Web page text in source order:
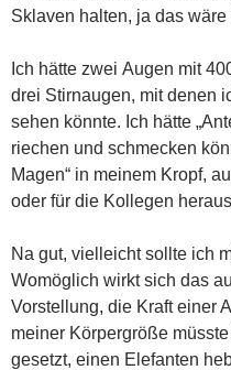
Sklaven halten, ja das
Ich hätte zwei Augen mit
drei Stirnaugen, mit denen
sehen könnte. Ich hätte
riechen und schmecken
Magen“ in meinem Kropf,
oder für die Kollegen
Na gut, vielleicht sollte ich
Womöglich wirkt sich das
Vorstellung, die Kraft einer
meiner Körpergröße
gesetzt, einen Elefanten